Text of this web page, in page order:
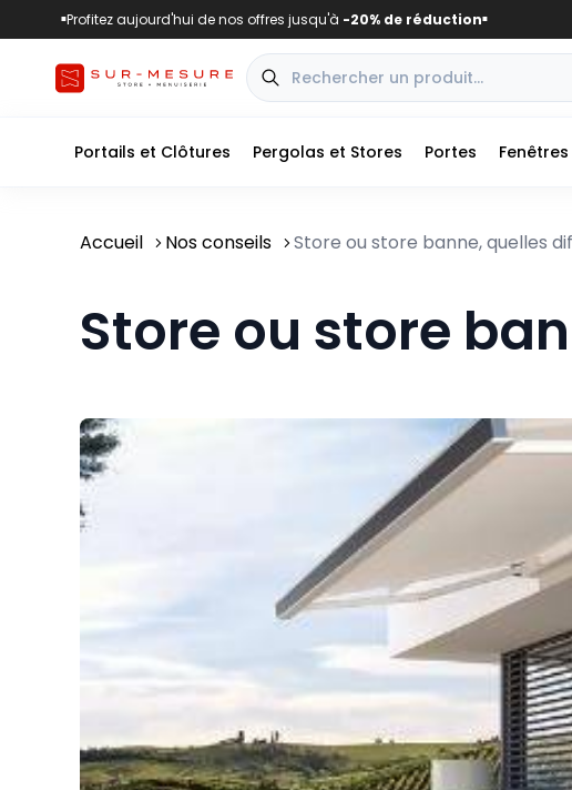
■Profitez aujourd'hui de nos offres jusqu'à -20% de réduction■
Portails et Clôtures Pergolas et Stores Portes
Accueil Nos conseils Store ou store banne, quelles
Store ou store